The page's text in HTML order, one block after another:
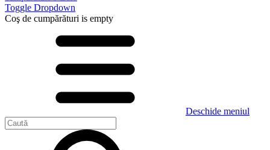
Toggle Dropdown
Coş de cumpărături is empty
Deschide meniul